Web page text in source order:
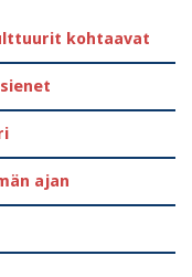
kohtaavat
ajan